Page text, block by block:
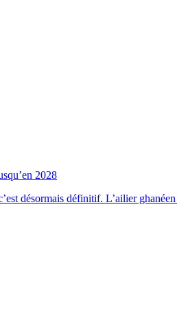
2028
désormais définitif. L’ailier